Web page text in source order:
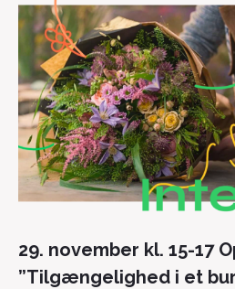
29. november kl. 15-17
”Tilgængelighed i et